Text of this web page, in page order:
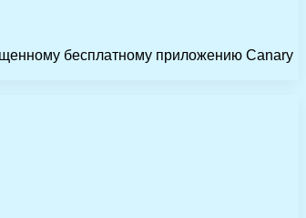
бесплатному приложению Canary